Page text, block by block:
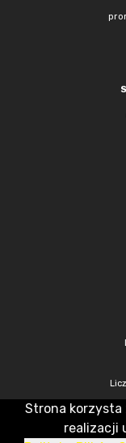
Strona korzysta
realizacji